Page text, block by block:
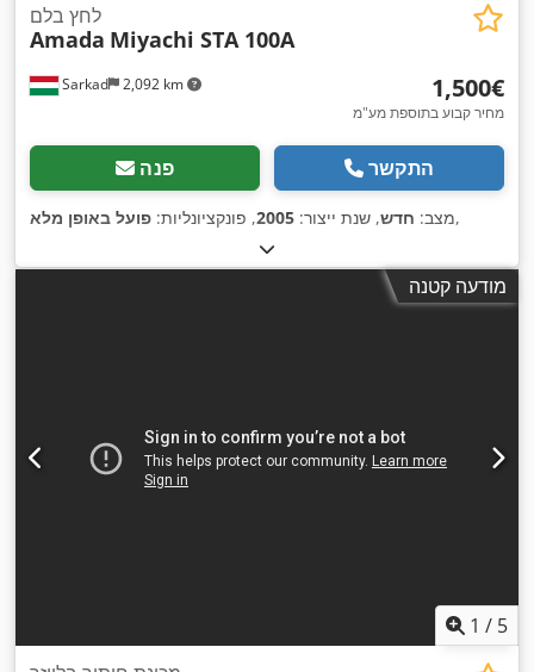
Sarkad 2,092 km
לחץ בלם
Amada Miyachi STA 100A
‏1,500 ‏€
מחיר קבוע בתוספת מע"מ
פנה התקשר
מצב: חדש, שנת ייצור: 2005, פונקציונליות: פועל באופן מלא ,
מודעה קטנה
1 / 5